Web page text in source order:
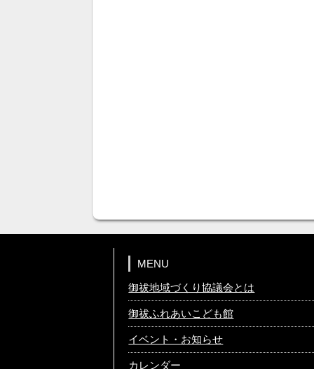
MENU
御祓地域づくり協議会とは
御祓ふれあいこども館
イベント・お知らせ
カレンダー